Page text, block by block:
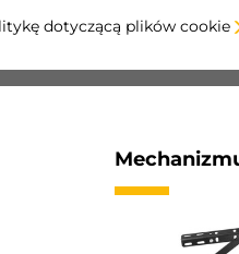
dotyczącą plików cookie